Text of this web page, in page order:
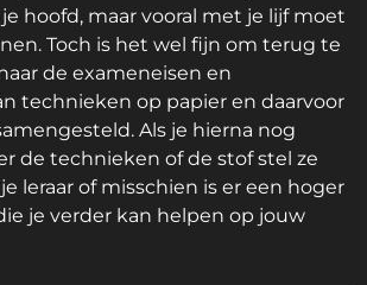
hoofd, maar vooral met je lijf moet
Toch is het wel fijn om terug te
de exameneisen en
technieken op papier en daarvoor
Als je hierna nog
de technieken of de stof stel ze
leraar of misschien is er een hoger
je verder kan helpen op jouw